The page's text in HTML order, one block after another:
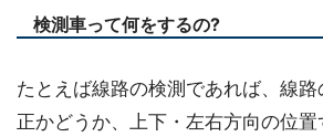
検測車って何をするの?
たとえば線路の検測であれば、線
正かどうか、上下・左右方向の位